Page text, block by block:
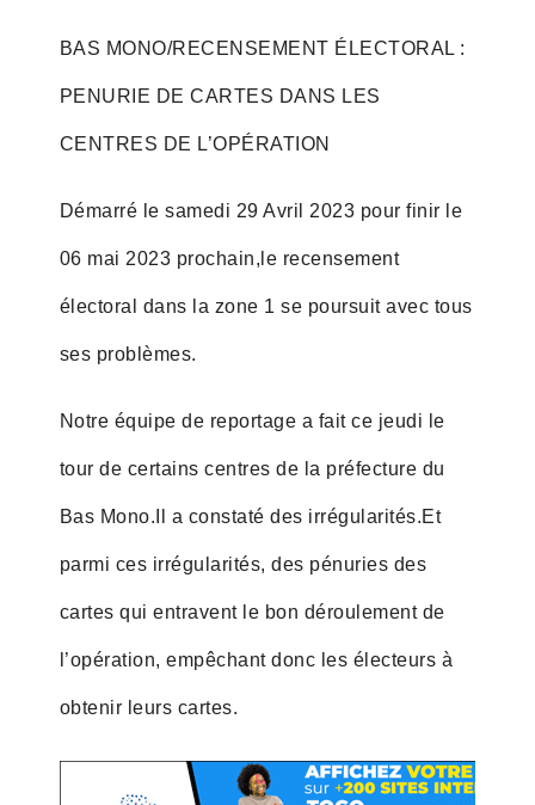
BAS MONO/RECENSEMENT ÉLECTORAL :
PENURIE DE CARTES DANS LES
CENTRES DE L’OPÉRATION
Démarré le samedi 29 Avril 2023 pour finir le
06 mai 2023 prochain,le recensement
électoral dans la zone 1 se poursuit avec tous
ses problèmes.
Notre équipe de reportage a fait ce jeudi le
tour de certains centres de la préfecture du
Bas Mono.Il a constaté des irrégularités.Et
parmi ces irrégularités, des pénuries des
cartes qui entravent le bon déroulement de
l’opération, empêchant donc les électeurs à
obtenir leurs cartes.